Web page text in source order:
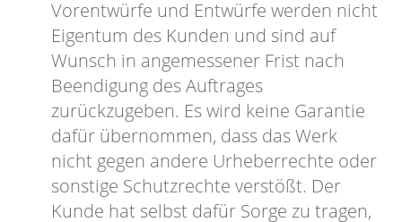
Vorentwürfe und Entwürfe werden nicht
Eigentum des Kunden und sind auf
Wunsch in angemessener Frist nach
Beendigung des Auftrages
zurückzugeben. Es wird keine Garantie
dafür übernommen, dass das Werk
nicht gegen andere Urheberrechte oder
sonstige Schutzrechte verstößt. Der
Kunde hat selbst dafür Sorge zu tragen,